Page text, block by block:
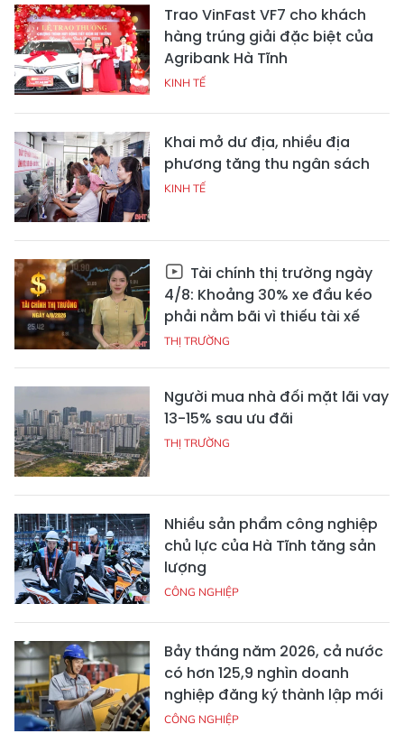
Trao VinFast VF7 cho khách
hàng trúng giải đặc biệt của
Agribank Hà Tĩnh
KINH TẾ
Khai mở dư địa, nhiều địa
phương tăng thu ngân sách
KINH TẾ
Tài chính thị trường ngày
4/8: Khoảng 30% xe đầu kéo
phải nằm bãi vì thiếu tài xế
THỊ TRƯỜNG
Người mua nhà đối mặt lãi vay
13-15% sau ưu đãi
THỊ TRƯỜNG
Nhiều sản phẩm công nghiệp
chủ lực của Hà Tĩnh tăng sản
lượng
CÔNG NGHIỆP
Bảy tháng năm 2026, cả nước
có hơn 125,9 nghìn doanh
nghiệp đăng ký thành lập mới
CÔNG NGHIỆP